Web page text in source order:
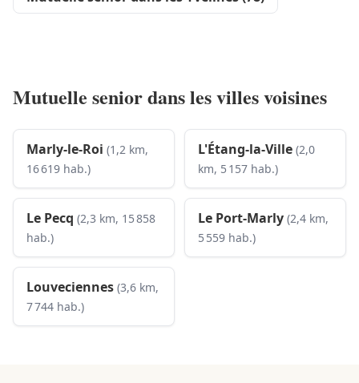
Mutuelle senior dans les villes voisines
Marly-le-Roi (1,2 km,
16 619 hab.)
L'Étang-la-Ville (2,0
km, 5 157 hab.)
Le Pecq (2,3 km, 15 858
hab.)
Le Port-Marly (2,4 km,
5 559 hab.)
Louveciennes (3,6 km,
7 744 hab.)